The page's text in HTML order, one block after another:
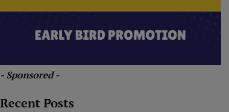
- Sponsored -
Recent Posts